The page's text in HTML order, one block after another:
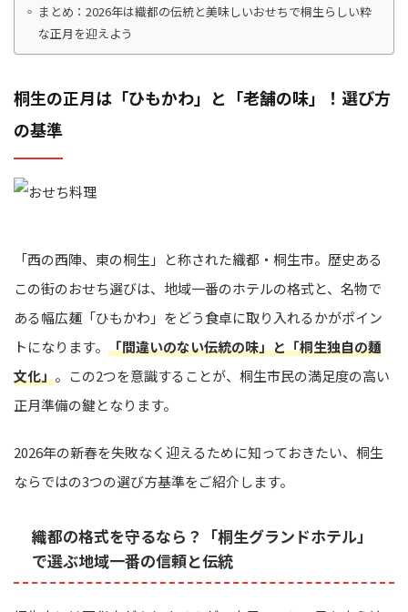
まとめ：2026年は織都の伝統と美味しいおせちで桐生らしい粋
な正月を迎えよう
桐生の正月は「ひもかわ」と「老舗の味」！選び方
の基準
「西の西陣、東の桐生」と称された織都・桐生市。歴史ある
この街のおせち選びは、地域一番のホテルの格式と、名物で
ある幅広麺「ひもかわ」をどう食卓に取り入れるかがポイン
トになります。 「間違いのない伝統の味」と「桐生独自の麺
文化」。この2つを意識することが、桐生市民の満足度の高い
正月準備の鍵となります。
2026年の新春を失敗なく迎えるために知っておきたい、桐生
ならではの3つの選び方基準をご紹介します。
織都の格式を守るなら？「桐生グランドホテル」
で選ぶ地域一番の信頼と伝統